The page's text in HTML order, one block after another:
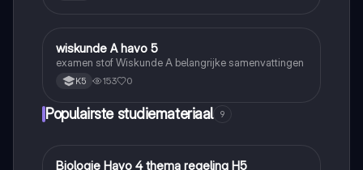
Wiskunde
wiskunde A havo 5
examen stof Wiskunde A belangrijke samenvattingen
K5 153 0
Populairste studiemateriaal 9
Biologie
Biologie Havo 4 thema regeling H5